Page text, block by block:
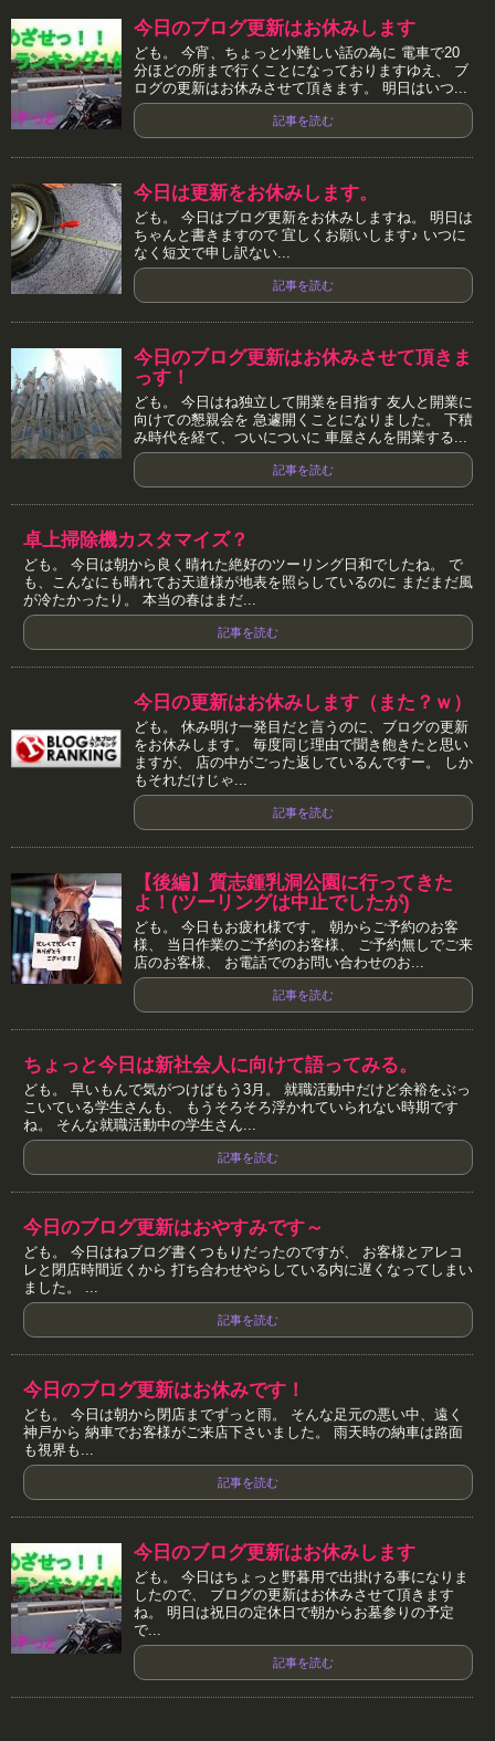
今日のブログ更新はお休みします
ども。 今宵、ちょっと小難しい話の為に 電車で20
分ほどの所まで行くことになっておりますゆえ、 ブ
ログの更新はお休みさせて頂きます。 明日はいつ...
記事を読む
今日は更新をお休みします。
ども。 今日はブログ更新をお休みしますね。 明日は
ちゃんと書きますので 宜しくお願いします♪ いつに
なく短文で申し訳ない...
記事を読む
今日のブログ更新はお休みさせて頂きま
っす！
ども。 今日はね独立して開業を目指す 友人と開業に
向けての懇親会を 急遽開くことになりました。 下積
み時代を経て、ついについに 車屋さんを開業する...
記事を読む
卓上掃除機カスタマイズ？
ども。 今日は朝から良く晴れた絶好のツーリング日和でしたね。 で
も、こんなにも晴れてお天道様が地表を照らしているのに まだまだ風
が冷たかったり。 本当の春はまだ...
記事を読む
今日の更新はお休みします（また？ｗ）
ども。 休み明け一発目だと言うのに、ブログの更新
をお休みします。 毎度同じ理由で聞き飽きたと思い
ますが、 店の中がごった返しているんですー。 しか
もそれだけじゃ...
記事を読む
【後編】質志鍾乳洞公園に行ってきた
よ！(ツーリングは中止でしたが)
ども。 今日もお疲れ様です。 朝からご予約のお客
様、 当日作業のご予約のお客様、 ご予約無しでご来
店のお客様、 お電話でのお問い合わせのお...
記事を読む
ちょっと今日は新社会人に向けて語ってみる。
ども。 早いもんで気がつけばもう3月。 就職活動中だけど余裕をぶっ
こいている学生さんも、 もうそろそろ浮かれていられない時期です
ね。 そんな就職活動中の学生さん...
記事を読む
今日のブログ更新はおやすみです～
ども。 今日はねブログ書くつもりだったのですが、 お客様とアレコ
レと閉店時間近くから 打ち合わせやらしている内に遅くなってしまい
ました。 ...
記事を読む
今日のブログ更新はお休みです！
ども。 今日は朝から閉店までずっと雨。 そんな足元の悪い中、遠く
神戸から 納車でお客様がご来店下さいました。 雨天時の納車は路面
も視界も...
記事を読む
今日のブログ更新はお休みします
ども。 今日はちょっと野暮用で出掛ける事になりま
したので、 ブログの更新はお休みさせて頂きます
ね。 明日は祝日の定休日で朝からお墓参りの予定
で...
記事を読む